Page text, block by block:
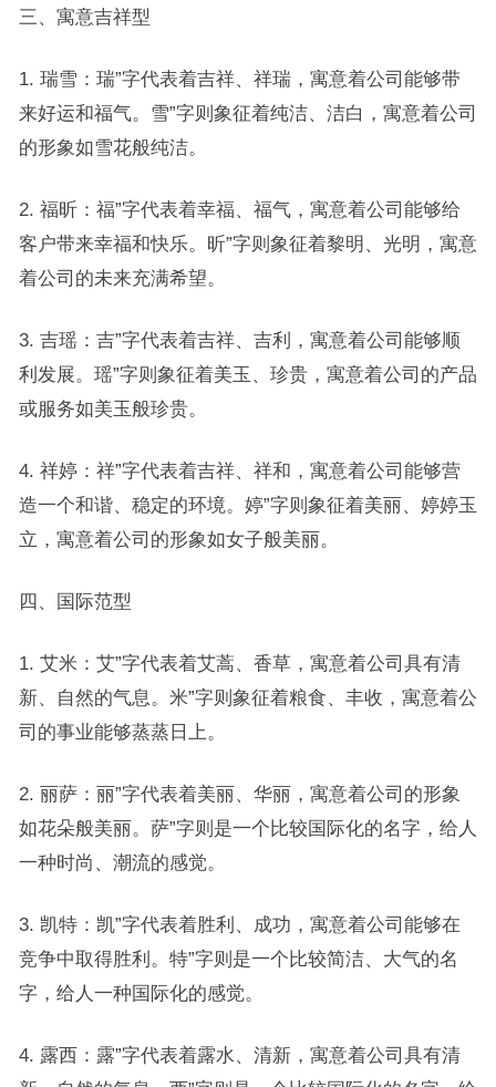
三、寓意吉祥型
1. 瑞雪：瑞”字代表着吉祥、祥瑞，寓意着公司能够带
来好运和福气。雪”字则象征着纯洁、洁白，寓意着公司
的形象如雪花般纯洁。
2. 福昕：福”字代表着幸福、福气，寓意着公司能够给
客户带来幸福和快乐。昕”字则象征着黎明、光明，寓意
着公司的未来充满希望。
3. 吉瑶：吉”字代表着吉祥、吉利，寓意着公司能够顺
利发展。瑶”字则象征着美玉、珍贵，寓意着公司的产品
或服务如美玉般珍贵。
4. 祥婷：祥”字代表着吉祥、祥和，寓意着公司能够营
造一个和谐、稳定的环境。婷”字则象征着美丽、婷婷玉
立，寓意着公司的形象如女子般美丽。
四、国际范型
1. 艾米：艾”字代表着艾蒿、香草，寓意着公司具有清
新、自然的气息。米”字则象征着粮食、丰收，寓意着公
司的事业能够蒸蒸日上。
2. 丽萨：丽”字代表着美丽、华丽，寓意着公司的形象
如花朵般美丽。萨”字则是一个比较国际化的名字，给人
一种时尚、潮流的感觉。
3. 凯特：凯”字代表着胜利、成功，寓意着公司能够在
竞争中取得胜利。特”字则是一个比较简洁、大气的名
字，给人一种国际化的感觉。
4. 露西：露”字代表着露水、清新，寓意着公司具有清